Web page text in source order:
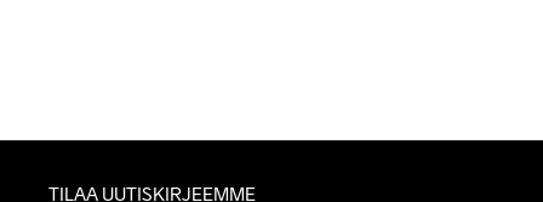
TILAA UUTISKIRJEEMME